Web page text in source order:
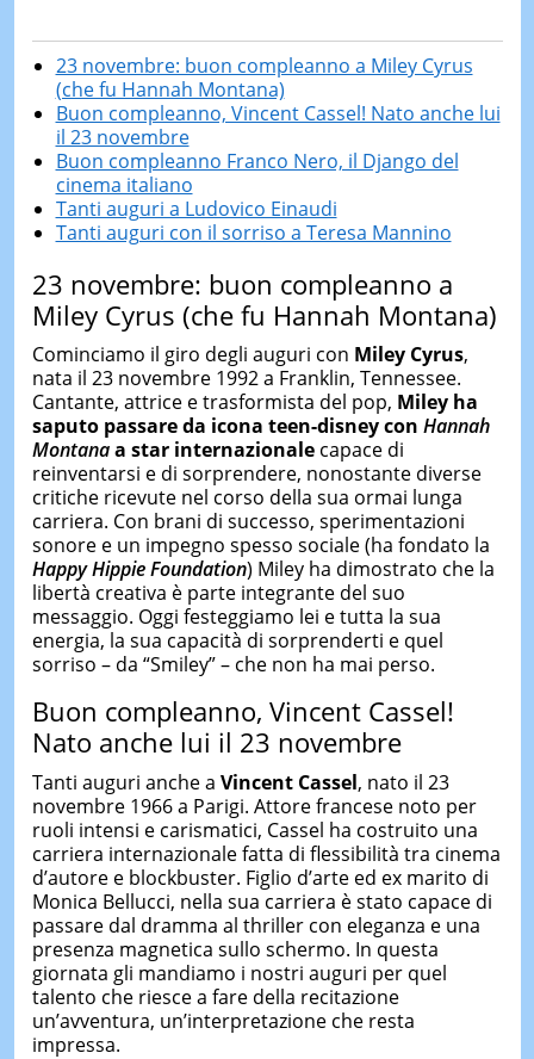
23 novembre: buon compleanno a Miley Cyrus
(che fu Hannah Montana)
Buon compleanno, Vincent Cassel! Nato anche lui
il 23 novembre
Buon compleanno Franco Nero, il Django del
cinema italiano
Tanti auguri a Ludovico Einaudi
Tanti auguri con il sorriso a Teresa Mannino
23 novembre: buon compleanno a
Miley Cyrus (che fu Hannah Montana)
Cominciamo il giro degli auguri con Miley Cyrus,
nata il 23 novembre 1992 a Franklin, Tennessee.
Cantante, attrice e trasformista del pop, Miley ha
saputo passare da icona teen-disney con Hannah
Montanaa star internazionalecapace di
reinventarsi e di sorprendere, nonostante diverse
critiche ricevute nel corso della sua ormai lunga
carriera. Con brani di successo, sperimentazioni
sonore e un impegno spesso sociale (ha fondato la
Happy Hippie Foundation) Miley ha dimostrato che la
libertà creativa è parte integrante del suo
messaggio. Oggi festeggiamo lei e tutta la sua
energia, la sua capacità di sorprenderti e quel
sorriso – da “Smiley” – che non ha mai perso.
Buon compleanno, Vincent Cassel!
Nato anche lui il 23 novembre
Tanti auguri anche a Vincent Cassel, nato il 23
novembre 1966 a Parigi. Attore francese noto per
ruoli intensi e carismatici, Cassel ha costruito una
carriera internazionale fatta di flessibilità tra cinema
d’autore e blockbuster. Figlio d’arte ed ex marito di
Monica Bellucci, nella sua carriera è stato capace di
passare dal dramma al thriller con eleganza e una
presenza magnetica sullo schermo. In questa
giornata gli mandiamo i nostri auguri per quel
talento che riesce a fare della recitazione
un’avventura, un’interpretazione che resta
impressa.